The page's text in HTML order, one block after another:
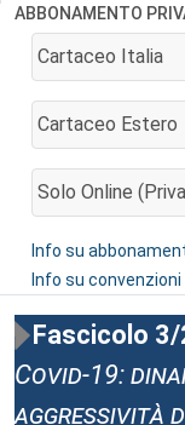
ABBONAMENTO
Cartaceo Italia
AGGIUNGI AL
Cartaceo Estero
AGGIUNGI AL
Solo Online
AGGIUNGI AL
Info su
Info su convenzioni
Fascicolo 3/
Covid-19:
aggressività